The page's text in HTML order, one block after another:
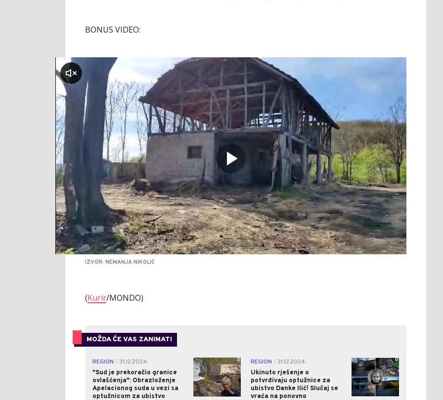
BONUS VIDEO:
klikni za zvuk
IZVOR: NEMANJA NIKOLIĆ
(Kurir/MONDO)
MOŽDA ĆE VAS ZANIMATI
REGION
31.12.2024.
"Sud je prekoračio granice
ovlašćenja": Obrazloženje
Apelacionog suda u vezi sa
optužnicom za ubistvo
0 REGION
31.12.2024.
Ukinuto rješenje o
potvrđivaju optužnice za
ubistvo Danke Ilić! Slučaj se
vraća na ponovno
0